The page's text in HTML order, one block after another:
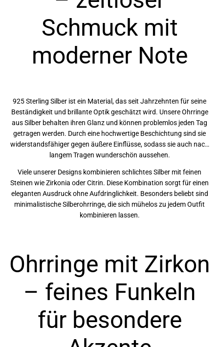
Schmuck mit
moderner Note
925 Sterling Silber ist ein Material, das seit Jahrzehnten für seine
Beständigkeit und brillante Optik geschätzt wird. Unsere Ohrringe
aus Silber behalten ihren Glanz und können problemlos jeden Tag
getragen werden. Durch eine hochwertige Beschichtung sind sie
widerstandsfähiger gegen äußere Einflüsse, sodass sie auch nach
langem Tragen wunderschön aussehen.
Viele unserer Designs kombinieren schlichtes Silber mit feinen
Steinen wie Zirkonia oder Citrin. Diese Kombination sorgt für einen
eleganten Ausdruck ohne Aufdringlichkeit. Besonders beliebt sind
minimalistische Silberohrringe, die sich mühelos zu jedem Outfit
kombinieren lassen.
Ohrringe mit Zirkon
– feines Funkeln
für besondere